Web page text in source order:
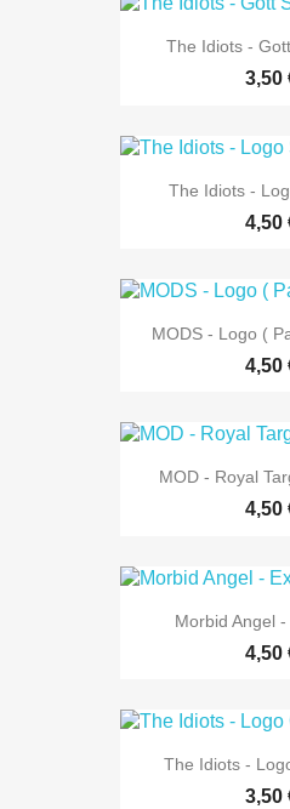
The Idiots -
3,50
The Idiots -
4,50
MODS - Logo (
4,50
MOD - Royal
4,50
Morbid Angel -
4,50
The Idiots -
3,50